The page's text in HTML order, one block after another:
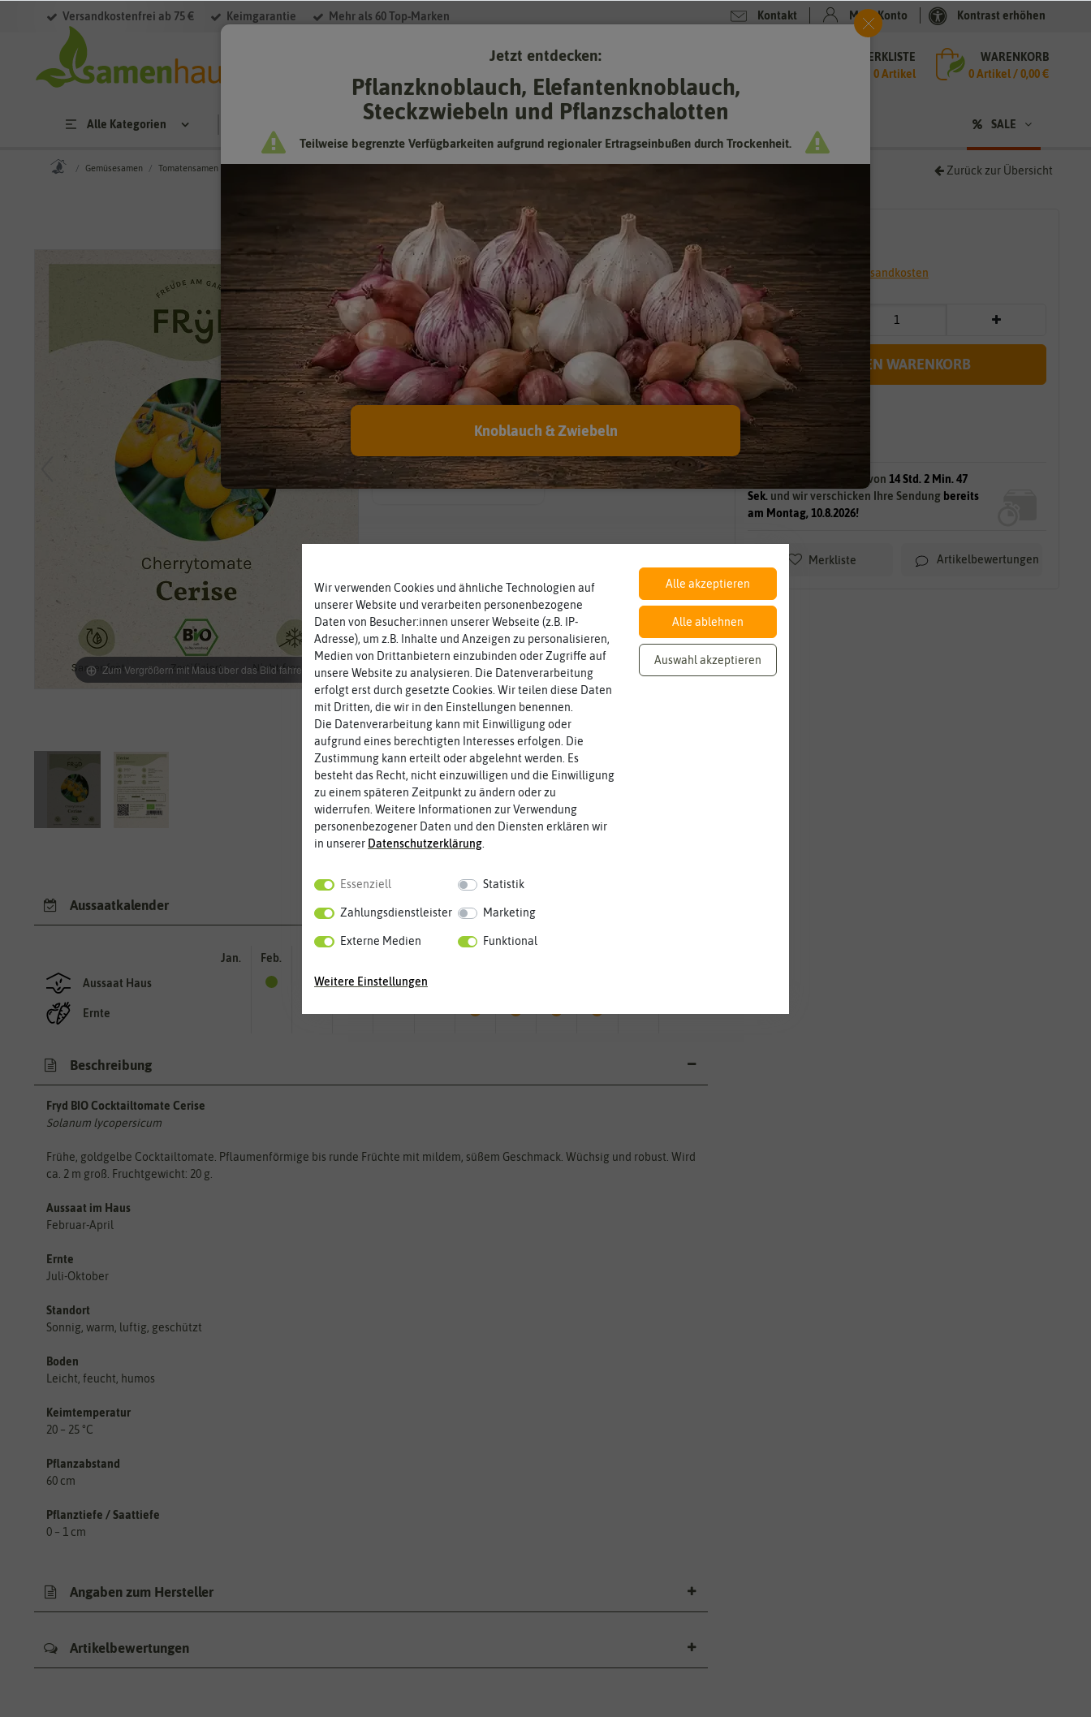
Versandkostenfrei ab 75 € Keimgarantie Mehr als 60 Top-Marken Kontakt Mein Konto Kontrast erhöhen
MERKLISTE
0 Artikel
WARENKORB
0Artikel /0,00 €
Alle Kategorien SALE
Gemüsesamen Tomatensamen Zurück zur Übersicht
Zum Vergrößern mit Maus über das Bild fahren
* inkl. 7% MwSt. zzgl. Versandkosten
IN DEN WARENKORB
sofort lieferbar
gilt für 15
Bestellen Sie innerhalb von 14 Std. 2 Min. 46
Sek.und wir verschicken Ihre Sendung bereits
am Montag, 10.8.2026!
Merkliste Artikelbewertungen
Fryd BIO Cocktailtomate Cerise
Hersteller:
Fryd
Artikelnummer:
3000-0070
EAN:
4262391180457
Öko-Kontrollstelle:
DE-ÖKO-006
Eigenschaft:
Samenfest
nach EG Öko-
Verordnung
Saatgut aus Betrieben, die nach
den Richtlinien der biologischen
Landwirtschaft arbeiten.
Aussaatkalender
Aussaat Haus
Ernte
Jan. Feb.
Beschreibung
Fryd BIO Cocktailtomate Cerise
Solanum lycopersicum
Frühe, goldgelbe Cocktailtomate. Pflaumenförmige bis runde Früchte mit mildem, süßem Geschmack. Wüchsig und robust. Wird
ca. 2 m groß. Fruchtgewicht: 20 g.
Aussaat im Haus
Februar-April
Ernte
Juli-Oktober
Standort
Sonnig, warm, luftig, geschützt
Boden
Leicht, feucht, humos
Keimtemperatur
20 – 25 °C
Pflanzabstand
60 cm
Pflanztiefe / Saattiefe
0 – 1 cm
Angaben zum Hersteller
Artikelbewertungen
Wir verwenden Cookies und ähnliche Technologien auf
unserer Website und verarbeiten personenbezogene
Daten von Besucher:innen unserer Webseite (z.B. IP-
Adresse), um z.B. Inhalte und Anzeigen zu personalisieren,
Medien von Drittanbietern einzubinden oder Zugriffe auf
unsere Website zu analysieren. Die Datenverarbeitung
erfolgt erst durch gesetzte Cookies. Wir teilen diese Daten
mit Dritten, die wir in den Einstellungen benennen.
Die Datenverarbeitung kann mit Einwilligung oder
aufgrund eines berechtigten Interesses erfolgen. Die
Zustimmung kann erteilt oder abgelehnt werden. Es
besteht das Recht, nicht einzuwilligen und die Einwilligung
zu einem späteren Zeitpunkt zu ändern oder zu
widerrufen. Weitere Informationen zur Verwendung
personenbezogener Daten und den Diensten erklären wir
in unserer Daten­schutz­erklärung
Essenziell Statistik
Zahlungsdienstleister Marketing
Externe Medien Funktional
Weitere Einstellungen
Alle akzeptieren
Alle ablehnen
Auswahl akzeptieren
Jetzt entdecken:
Pflanzknoblauch, Elefantenknoblauch,
Steckzwiebeln und Pflanzschalotten
Teilweise begrenzte Verfügbarkeiten aufgrund regionaler Ertragseinbußen durch Trockenheit.
Knoblauch & Zwiebeln